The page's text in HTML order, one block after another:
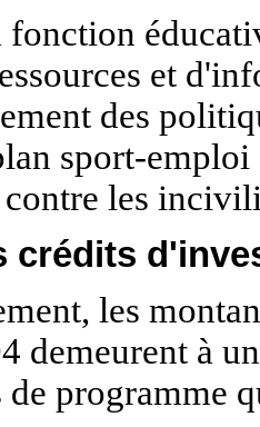
et
des
sport-
les
crédits
les
demeurent à
programme